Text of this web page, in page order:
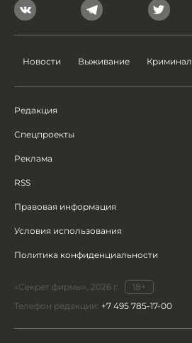
Новости Выживание Криминал
Редакция
Спецпроекты
Реклама
RSS
Правовая информация
Условия использования
Политика конфиденциальности
«Секрет фирмы», 2026 г.
18+
Телефон редакции: +7 495 785-17-00